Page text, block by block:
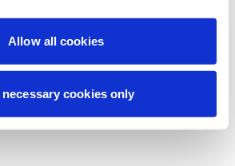
Allow all cookies
necessary cookies only